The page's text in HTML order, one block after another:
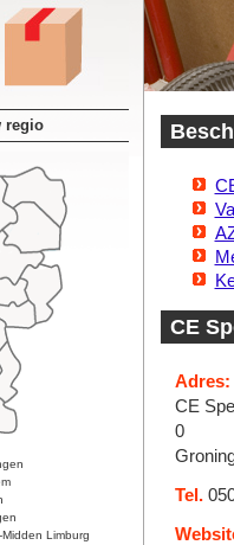
regio
Midden Limburg
CE
Adres:
CE
0
Tel.